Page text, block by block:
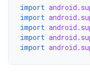
import
import
import
import
import